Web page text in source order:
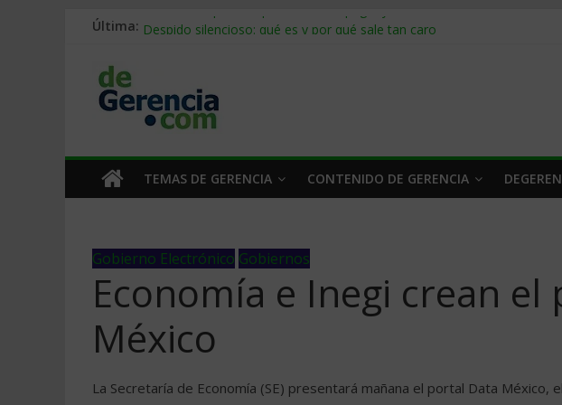
Última: Stablecoins para empresas: cómo pagar y cobrar en 2026
Trabajo forzoso en la cadena de suministro: qué hacer
Mercado hispano de EE. UU.: cómo segmentarlo y venderle
TEMAS DE GERENCIA CONTENIDO DE GERENCIA
Gobierno Electrónico Gobiernos
Economía e Inegi crean el
México
La Secretaría de Economía (SE) presentará mañana el portal Data México,